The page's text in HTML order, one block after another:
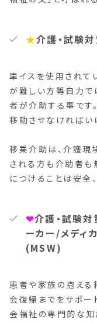
★介護・試験
車イスを使用されて
が難しい方等自力
者が介助する事です
移動させなければい
移乗介助は、介護現
される方も介助者も
につけることは安全
❤︎介護・試験
ーカー/メディ
(MSW)
患者や家族の抱える
会復帰までをサポー
会福祉の専門的な知